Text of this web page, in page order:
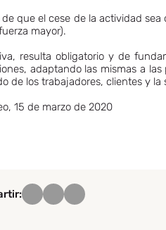
que el cese de la actividad
mayor).
resulta obligatorio y de
adaptando las mismas a
de los trabajadores, clientes y
15 de marzo de 2020